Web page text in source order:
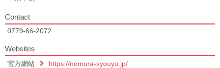
Contact
0779-66-2072
Websites
官方網站 https://nomura-syouyu.jp/